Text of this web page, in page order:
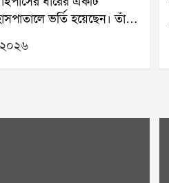
ভর্তি হয়েছেন। তাঁর
বলে হাসপাতাল সূত্রে
শুক্রবার সকালে তাঁকে
পৌঁছান মুখ্যমন্ত্রী শুভেন্দু
সঙ্গে দেখা করার